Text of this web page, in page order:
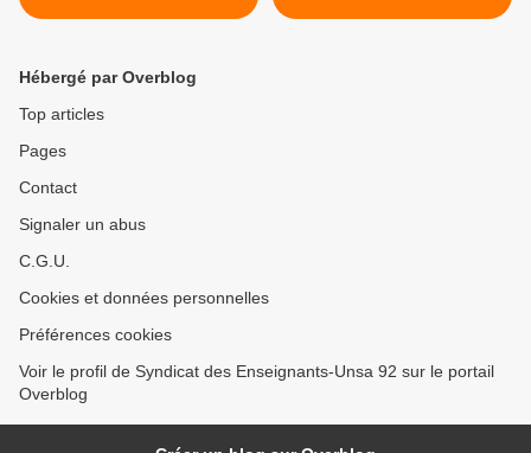
Hébergé par Overblog
Top articles
Pages
Contact
Signaler un abus
C.G.U.
Cookies et données personnelles
Préférences cookies
Voir le profil de Syndicat des Enseignants-Unsa 92 sur le portail
Overblog